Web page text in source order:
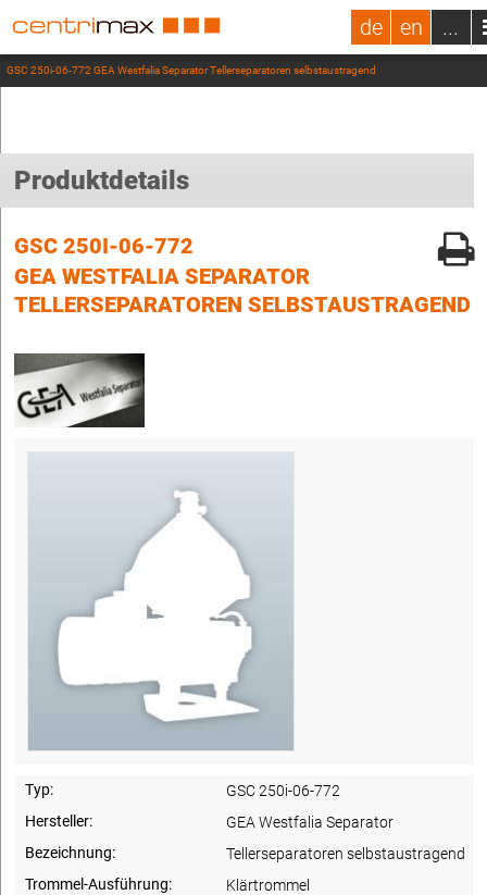
de en ...
GSC 250i-06-772 GEA Westfalia Separator Tellerseparatoren selbstaustragend
Produktdetails
GSC 250I-06-772
GEA WESTFALIA SEPARATOR
TELLERSEPARATOREN SELBSTAUSTRAGEND
Typ:
GSC 250i-06-772
Hersteller:
GEA Westfalia Separator
Bezeichnung:
Tellerseparatoren selbstaustragend
Trommel-Ausführung:
Klärtrommel